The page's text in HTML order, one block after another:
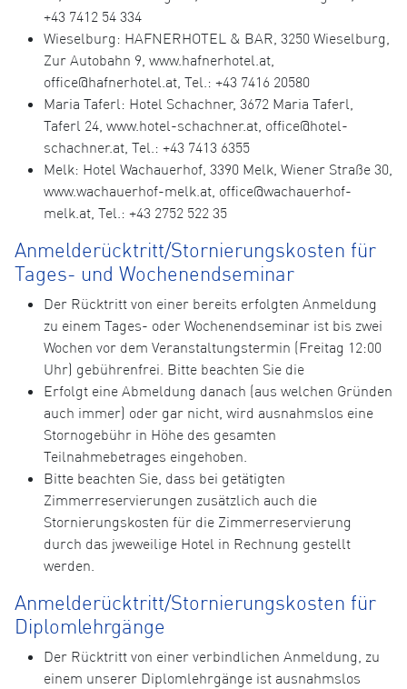
+43 7412 54 334
Wieselburg: HAFNERHOTEL & BAR, 3250 Wieselburg,
Zur Autobahn 9, www.hafnerhotel.at,
office@hafnerhotel.at, Tel.: +43 7416 20580
Maria Taferl: Hotel Schachner, 3672 Maria Taferl,
Taferl 24, www.hotel-schachner.at, office@hotel-
schachner.at, Tel.: +43 7413 6355
Melk: Hotel Wachauerhof, 3390 Melk, Wiener Straße 30,
www.wachauerhof-melk.at, office@wachauerhof-
melk.at, Tel.: +43 2752 522 35
Anmelderücktritt/Stornierungskosten für
Tages- und Wochenendseminar
Der Rücktritt von einer bereits erfolgten Anmeldung
zu einem Tages- oder Wochenendseminar ist bis zwei
Wochen vor dem Veranstaltungstermin (Freitag 12:00
Uhr) gebührenfrei. Bitte beachten Sie die
Erfolgt eine Abmeldung danach (aus welchen Gründen
auch immer) oder gar nicht, wird ausnahmslos eine
Stornogebühr in Höhe des gesamten
Teilnahmebetrages eingehoben.
Bitte beachten Sie, dass bei getätigten
Zimmerreservierungen zusätzlich auch die
Stornierungskosten für die Zimmerreservierung
durch das jweweilige Hotel in Rechnung gestellt
werden.
Anmelderücktritt/Stornierungskosten für
Diplomlehrgänge
Der Rücktritt von einer verbindlichen Anmeldung, zu
einem unserer Diplomlehrgänge ist ausnahmslos